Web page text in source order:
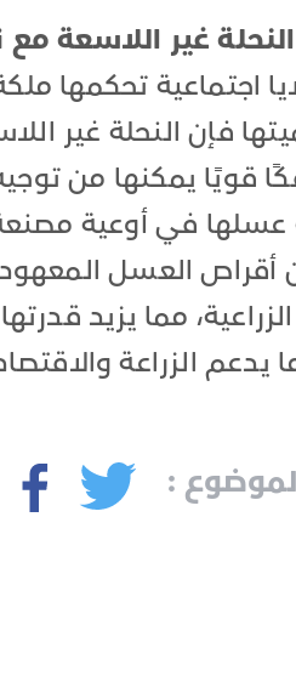
غير اللاسعة
اجتماعية تحكمها
فإن النحلة غير
قويًا يمكنها من
عسلها في أوعية
العسل
يدعم الزراعة
: